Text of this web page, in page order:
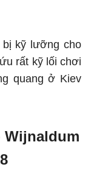
bị kỹ lưỡng cho
rất kỹ lối chơi
quang ở Kiev
Wijnaldum